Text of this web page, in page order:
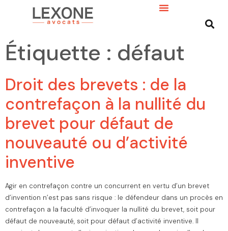
Étiquette : défaut
Droit des brevets : de la
contrefaçon à la nullité du
brevet pour défaut de
nouveauté ou d’activité
inventive
Agir en contrefaçon contre un concurrent en vertu d’un brevet
d’invention n’est pas sans risque : le défendeur dans un procès en
contrefaçon a la faculté d’invoquer la nullité du brevet, soit pour
défaut de nouveauté, soit pour défaut d’activité inventive. Il